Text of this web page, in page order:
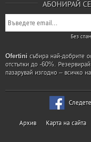
АБОНИРАЙ
Без
Ofertini събира най-добрите
отстъпки до -60%.
пазарувай изгодно – всичко
Архив Карта на сайта